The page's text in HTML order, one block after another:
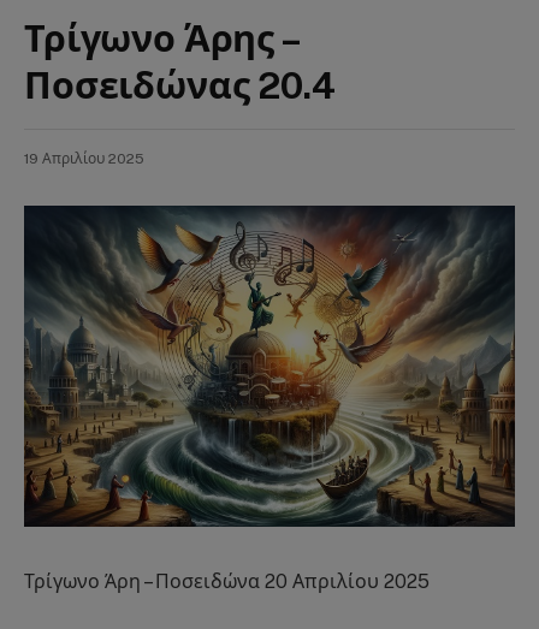
Τρίγωνο Άρης –
Ποσειδώνας 20.4
19 Απριλίου 2025
Τρίγωνο Άρη – Ποσειδώνα 20 Απριλίου 2025